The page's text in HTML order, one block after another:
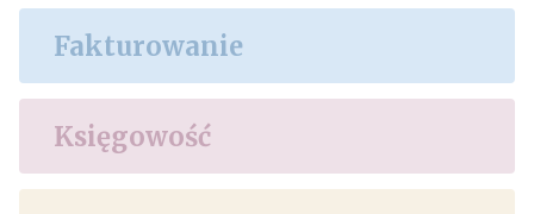
Fakturowanie
Księgowość